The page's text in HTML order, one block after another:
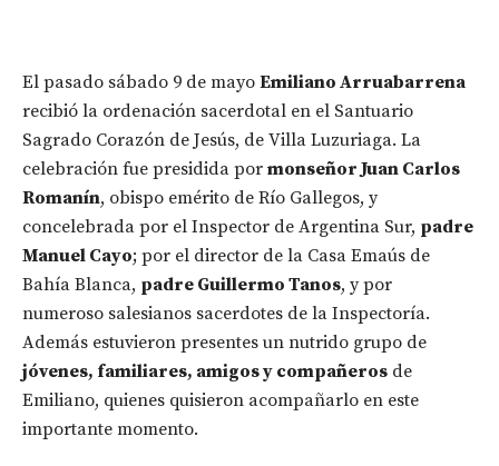
El pasado sábado 9 de mayo Emiliano Arruabarrena
recibió la ordenación sacerdotal en el Santuario
Sagrado Corazón de Jesús, de Villa Luzuriaga. La
celebración fue presidida por monseñor Juan Carlos
Romanín, obispo emérito de Río Gallegos, y
concelebrada por el Inspector de Argentina Sur, padre
Manuel Cayo; por el director de la Casa Emaús de
Bahía Blanca, padre Guillermo Tanos, y por
numeroso salesianos sacerdotes de la Inspectoría.
Además estuvieron presentes un nutrido grupo de
jóvenes, familiares, amigos y compañeros de
Emiliano, quienes quisieron acompañarlo en este
importante momento.